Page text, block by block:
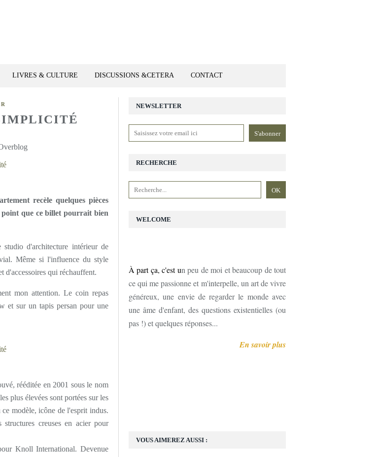
LIVRES & CULTURE DISCUSSIONS &CETERA CONTACT
recèle quelques pièces
point que ce billet pourrait bien
studio d'architecture intérieur de
Même si l'influence du style
d'accessoires qui réchauffent.
mon attention. Le coin repas
et sur un tapis persan pour une
rééditée en 2001 sous le nom
plus élevées sont portées sur les
modèle, icône de l'esprit indus.
creuses en acier pour
Knoll International. Devenue
NEWSLETTER
RECHERCHE
VOUS AIMEREZ AUSSI :
WELCOME
À part ça, c'est un peu de moi et beaucoup de tout
ce qui me passionne et m'interpelle, un art de vivre
généreux, une envie de regarder le monde avec
une âme d'enfant, des questions existentielles (ou
pas !) et quelques réponses...
En savoir plus